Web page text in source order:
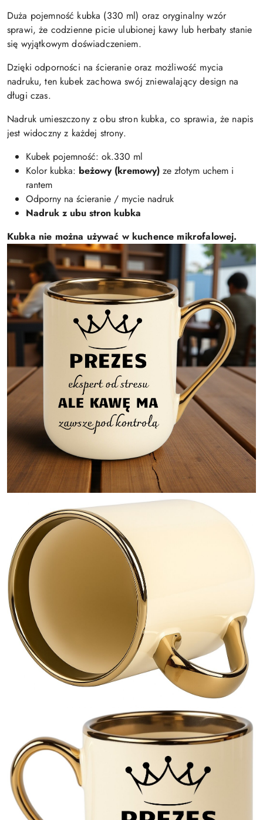
Duża pojemność kubka (330 ml) oraz oryginalny wzór
sprawi, że codzienne picie ulubionej kawy lub herbaty stanie
się wyjątkowym doświadczeniem.
Dzięki odporności na ścieranie oraz możliwość mycia
nadruku, ten kubek zachowa swój zniewalający design na
długi czas.
Nadruk umieszczony z obu stron kubka, co sprawia, że napis
jest widoczny z każdej strony.
Kubek pojemność: ok.330 ml
Kolor kubka: beżowy (kremowy) ze złotym uchem i
rantem
Odporny na ścieranie / mycie nadruk
Nadruk z ubu stron kubka
Kubka nie można używać w kuchence mikrofalowej.